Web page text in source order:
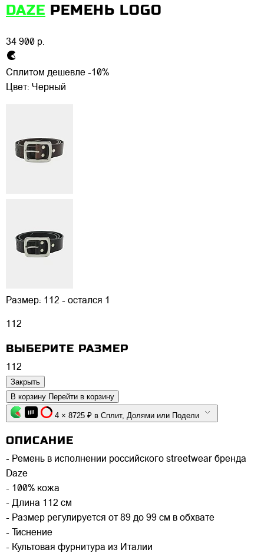
DAZE РЕМЕНЬ LOGO
34 900 р.
Сплитом дешевле -10%
Цвет: Черный
Размер: 112 - остался 1
112
ВЫБЕРИТЕ РАЗМЕР
112
Закрыть
В корзину Перейти в корзину
4 × 8725 ₽ в Сплит, Долями или Подели
ОПИСАНИЕ
- Ремень в исполнении российского streetwear бренда
Daze
- 100% кожа
- Длина 112 см
- Размер регулируется от 89 до 99 см в обхвате
- Тиснение
- Культовая фурнитура из Италии